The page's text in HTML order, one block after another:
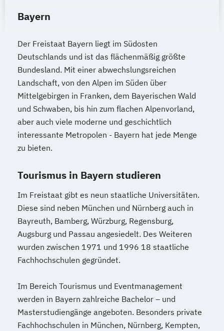
Bayern
Der Freistaat Bayern liegt im Südosten
Deutschlands und ist das flächenmäßig größte
Bundesland. Mit einer abwechslungsreichen
Landschaft, von den Alpen im Süden über
Mittelgebirgen in Franken, dem Bayerischen Wald
und Schwaben, bis hin zum flachen Alpenvorland,
aber auch viele moderne und geschichtlich
interessante Metropolen - Bayern hat jede Menge
zu bieten.
Tourismus in Bayern studieren
Im Freistaat gibt es neun staatliche Universitäten.
Diese sind neben München und Nürnberg auch in
Bayreuth, Bamberg, Würzburg, Regensburg,
Augsburg und Passau angesiedelt. Des Weiteren
wurden zwischen 1971 und 1996 18 staatliche
Fachhochschulen gegründet.
Im Bereich Tourismus und Eventmanagement
werden in Bayern zahlreiche Bachelor – und
Masterstudiengänge angeboten. Besonders private
Fachhochschulen in München, Nürnberg, Kempten,